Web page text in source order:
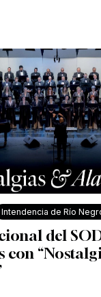
Intendencia de Río
del
con